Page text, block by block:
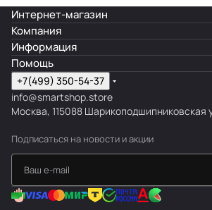
Интернет-магазин
Компания
Информация
Помощь
+7(499) 350-54-37
info@smartshop.store
Москва, 115088 Шарикоподшипниковская
Подписаться на новости и акции